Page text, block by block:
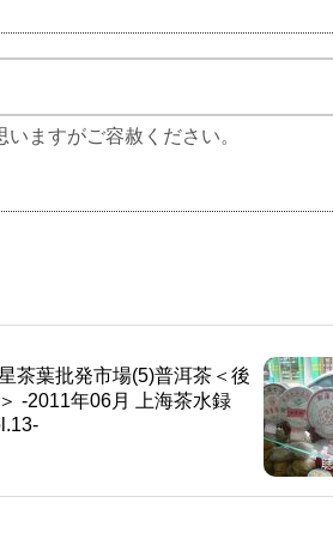
ますがご容赦ください。
茶葉批発市場(5)普洱茶＜後
-2011年06月 上海茶水録